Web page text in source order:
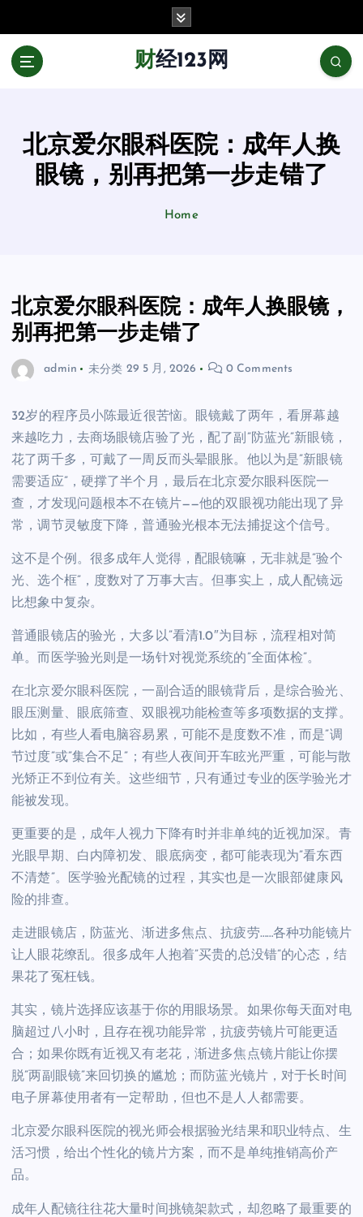
财经123网
北京爱尔眼科医院：成年人换
眼镜，别再把第一步走错了
Home
北京爱尔眼科医院：成年人换眼镜，
别再把第一步走错了
admin 未分类 29 5 月, 2026 0 Comments
32岁的程序员小陈最近很苦恼。眼镜戴了两年，看屏幕越
来越吃力，去商场眼镜店验了光，配了副”防蓝光”新眼镜，
花了两千多，可戴了一周反而头晕眼胀。他以为是”新眼镜
需要适应”，硬撑了半个月，最后在北京爱尔眼科医院一
查，才发现问题根本不在镜片——他的双眼视功能出现了异
常，调节灵敏度下降，普通验光根本无法捕捉这个信号。
这不是个例。很多成年人觉得，配眼镜嘛，无非就是”验个
光、选个框”，度数对了万事大吉。但事实上，成人配镜远
比想象中复杂。
普通眼镜店的验光，大多以”看清1.0″为目标，流程相对简
单。而医学验光则是一场针对视觉系统的”全面体检”。
在北京爱尔眼科医院，一副合适的眼镜背后，是综合验光、
眼压测量、眼底筛查、双眼视功能检查等多项数据的支撑。
比如，有些人看电脑容易累，可能不是度数不准，而是”调
节过度”或”集合不足”；有些人夜间开车眩光严重，可能与散
光矫正不到位有关。这些细节，只有通过专业的医学验光才
能被发现。
更重要的是，成年人视力下降有时并非单纯的近视加深。青
光眼早期、白内障初发、眼底病变，都可能表现为”看东西
不清楚”。医学验光配镜的过程，其实也是一次眼部健康风
险的排查。
走进眼镜店，防蓝光、渐进多焦点、抗疲劳……各种功能镜片
让人眼花缭乱。很多成年人抱着”买贵的总没错”的心态，结
果花了冤枉钱。
其实，镜片选择应该基于你的用眼场景。如果你每天面对电
脑超过八小时，且存在视功能异常，抗疲劳镜片可能更适
合；如果你既有近视又有老花，渐进多焦点镜片能让你摆
脱”两副眼镜”来回切换的尴尬；而防蓝光镜片，对于长时间
电子屏幕使用者有一定帮助，但也不是人人都需要。
北京爱尔眼科医院的视光师会根据验光结果和职业特点、生
活习惯，给出个性化的镜片方案，而不是单纯推销高价产
品。
成年人配镜往往花大量时间挑镜架款式，却忽略了最重要的